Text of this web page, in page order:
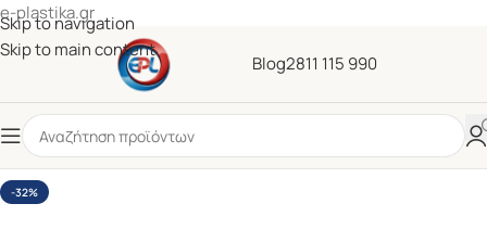
e-plastika.gr
Skip to navigation
Skip to main content
Blog2811 115 990
-32%